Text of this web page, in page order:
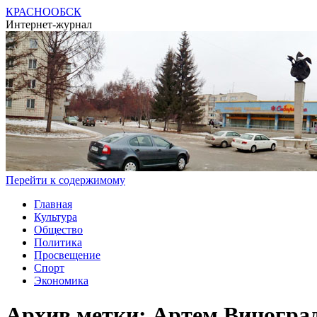
КРАСНООБСК
Интернет-журнал
Перейти к содержимому
Главная
Культура
Общество
Политика
Просвещение
Спорт
Экономика